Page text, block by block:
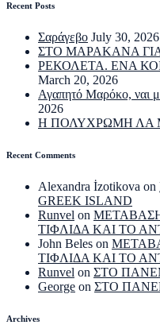
Recent Posts
Σαράγεβο July 30, 2026
ΣΤΟ ΜΑΡΑΚΑΝΑ
ΡΕΚΟΛΕΤΑ. ΕΝΑ
March 20, 2026
Αγαπητό Μαρόκο, ναι
2026
Η ΠΟΛΥΧΡΩΜΗ ΛΑ
Recent Comments
Alexandra İzotikova on
GREEK ISLAND
Runvel on
ΤΙΦΛΙΔΑ ΚΑΙ ΤΟ
John Beles on
ΤΙΦΛΙΔΑ ΚΑΙ ΤΟ
Runvel on ΣΤΟ
George on ΣΤΟ
Archives